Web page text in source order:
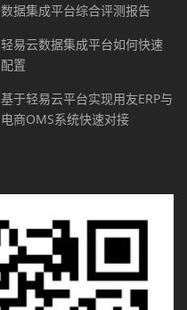
数据集成平台综合评测报告
轻易云数据集成平台如何快速
配置
基于轻易云平台实现用友ERP与
电商OMS系统快速对接